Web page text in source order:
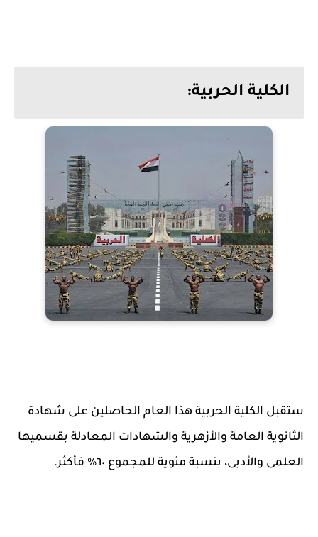
الكلية الحربية:
ستقبل الكلية الحربية هذا العام الحاصلين على شهادة
الثانوية العامة والأزهرية والشهادات المعادلة بقسميها
‏العلمى والأدبى، بنسبة مئوية للمجموع ٦٠% فأكثر.